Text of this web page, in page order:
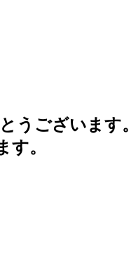
うございます。
。